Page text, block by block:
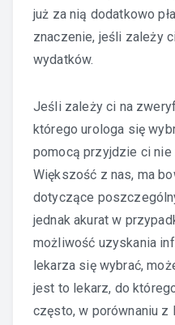
już za nią dodatkowo
znaczenie, jeśli zależy
wydatków.
Jeśli zależy ci na
którego urologa się
pomocą przyjdzie ci
Większość z nas, ma
dotyczące
jednak akurat w
możliwość uzyskania
lekarza się wybrać,
jest to lekarz, do
często, w porównaniu z